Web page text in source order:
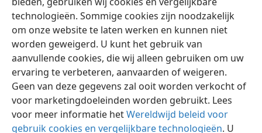
technologieën. Sommige cookies zijn noodzakelijk
om onze website te laten werken en kunnen niet
worden geweigerd. U kunt het gebruik van
aanvullende cookies, die wij alleen gebruiken om uw
ervaring te verbeteren, aanvaarden of weigeren.
Geen van deze gegevens zal ooit worden verkocht of
voor marketingdoeleinden worden gebruikt. Lees
voor meer informatie hetWereldwijd beleid voor
gebruik cookies en vergelijkbare technologieën. U
Nederlands Instellingen
Copyright © 2026 Watch Tower Bible and Tract Society of Pennsylvania
Gebruiksvoorwaarden Privacybeleid
Privacyinstellingen
Inloggen